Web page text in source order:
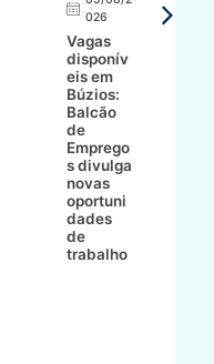
026
Vagas
disponív
eis em
Búzios:
Balcão
de
Emprego
s divulga
novas
oportuni
dades
de
trabalho